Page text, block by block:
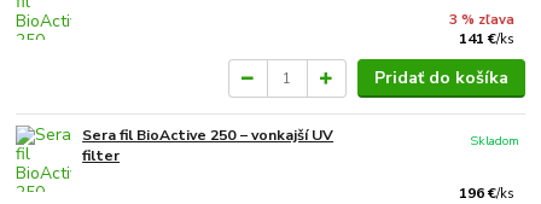
3 % zľava
141 €/ks
Pridať do košíka
Sera fil BioActive 250 − vonkajší UV
filter
196 €/ks
Skladom